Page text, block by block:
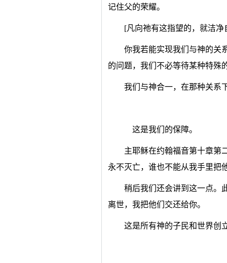
记住父的荣耀。
[凡向祂有这指望的，就洁
你我若能实现我们与神的关
的问题，我们不必等待某种特殊
我们与神合一，在那种关系
这是我们的保障。
主耶稣在约翰福音第十章第
永不灭亡，谁也不能从我手里把
稍后我们还会讲到这一点。
离世，我把他们交还给你。
这是所有神的子民和世界创